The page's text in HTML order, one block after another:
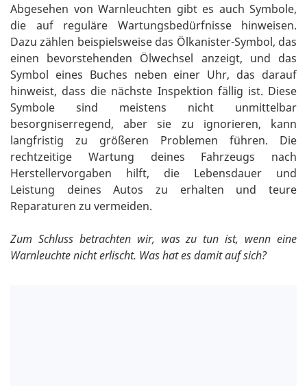
Abgesehen von Warnleuchten gibt es auch Symbole,
die auf reguläre Wartungsbedürfnisse hinweisen.
Dazu zählen beispielsweise das Ölkanister-Symbol, das
einen bevorstehenden Ölwechsel anzeigt, und das
Symbol eines Buches neben einer Uhr, das darauf
hinweist, dass die nächste Inspektion fällig ist. Diese
Symbole sind meistens nicht unmittelbar
besorgniserregend, aber sie zu ignorieren, kann
langfristig zu größeren Problemen führen. Die
rechtzeitige Wartung deines Fahrzeugs nach
Herstellervorgaben hilft, die Lebensdauer und
Leistung deines Autos zu erhalten und teure
Reparaturen zu vermeiden.
Zum Schluss betrachten wir, was zu tun ist, wenn eine
Warnleuchte nicht erlischt. Was hat es damit auf sich?